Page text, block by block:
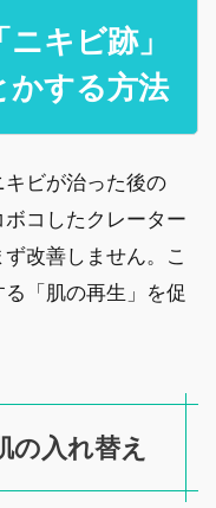
キビ跡」
かする方法
ビが治った後の
ボコしたクレーター
改善しません。こ
「肌の再生」を促
の入れ替え